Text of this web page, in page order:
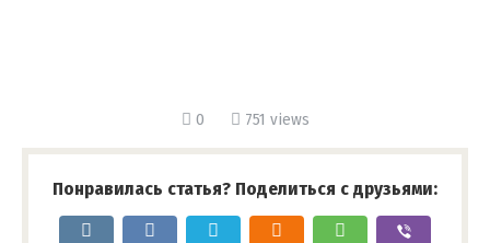
0 751 views
Понравилась статья? Поделиться с друзьями: